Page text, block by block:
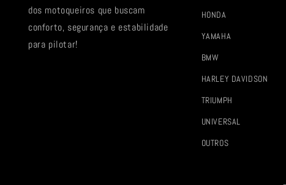
dos motoqueiros que buscam
conforto, segurança e estabilidade
para pilotar!
HONDA
YAMAHA
BMW
HARLEY DAVIDSON
TRIUMPH
UNIVERSAL
OUTROS